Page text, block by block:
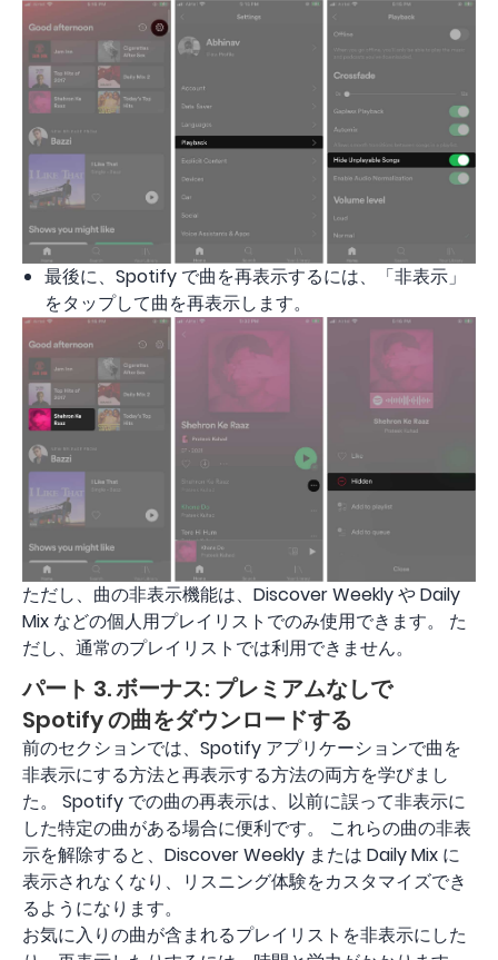
最後に、Spotify で曲を再表示するには、「非表示」
をタップして曲を再表示します。
ただし、曲の非表示機能は、Discover Weekly や Daily
Mix などの個人用プレイリストでのみ使用できます。 た
だし、通常のプレイリストでは利用できません。
パート 3. ボーナス: プレミアムなしで
Spotify の曲をダウンロードする
前のセクションでは、Spotify アプリケーションで曲を
非表示にする方法と再表示する方法の両方を学びまし
た。 Spotify での曲の再表示は、以前に誤って非表示に
した特定の曲がある場合に便利です。 これらの曲の非表
示を解除すると、Discover Weekly または Daily Mix に
表示されなくなり、リスニング体験をカスタマイズでき
るようになります。
お気に入りの曲が含まれるプレイリストを非表示にした